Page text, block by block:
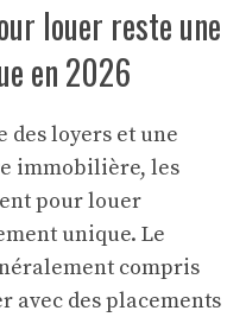
louer reste une
en 2026
des loyers et une
immobilière, les
pour louer
unique. Le
compris
avec des placements